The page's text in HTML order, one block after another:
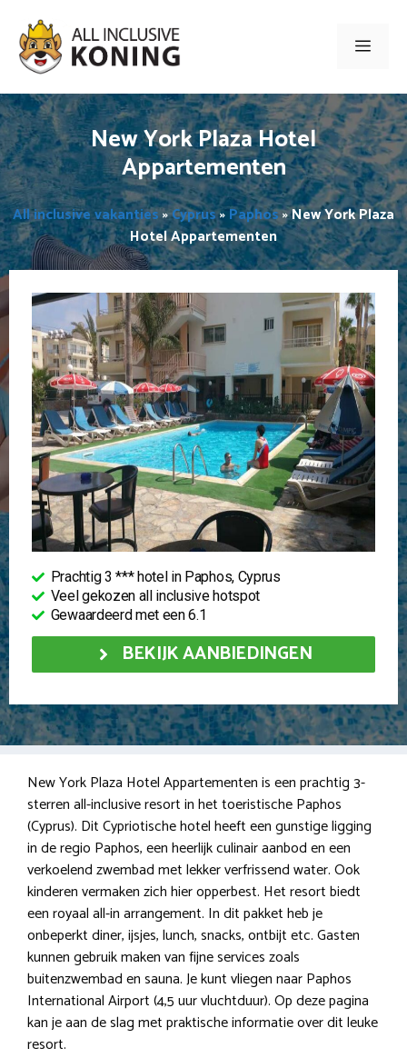
naar
inhoud
Menu
New York Plaza Hotel
Appartementen
All inclusive vakanties»Cyprus»Paphos»New York Plaza
Hotel Appartementen
Prachtig 3 *** hotel in Paphos, Cyprus
Veel gekozen all inclusive hotspot
Gewaardeerd met een 6.1
BEKIJK AANBIEDINGEN
New York Plaza Hotel Appartementen is een prachtig 3-
sterren all-inclusive resort in het toeristische Paphos
(Cyprus). Dit Cypriotische hotel heeft een gunstige ligging
in de regio Paphos, een heerlijk culinair aanbod en een
verkoelend zwembad met lekker verfrissend water. Ook
kinderen vermaken zich hier opperbest. Het resort biedt
een royaal all-in arrangement. In dit pakket heb je
onbeperkt diner, ijsjes, lunch, snacks, ontbijt etc. Gasten
kunnen gebruik maken van fijne services zoals
buitenzwembad en sauna. Je kunt vliegen naar Paphos
International Airport (4,5 uur vluchtduur). Op deze pagina
kan je aan de slag met praktische informatie over dit leuke
resort.